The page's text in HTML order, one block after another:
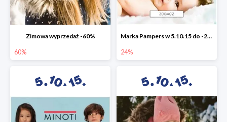
Zimowa wyprzedaż -60%
60%
Marka Pampers w 5.10.15 do -24%
24%